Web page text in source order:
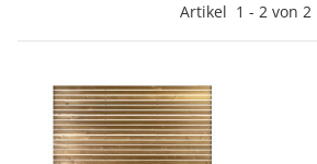
Artikel 1 - 2 von 2